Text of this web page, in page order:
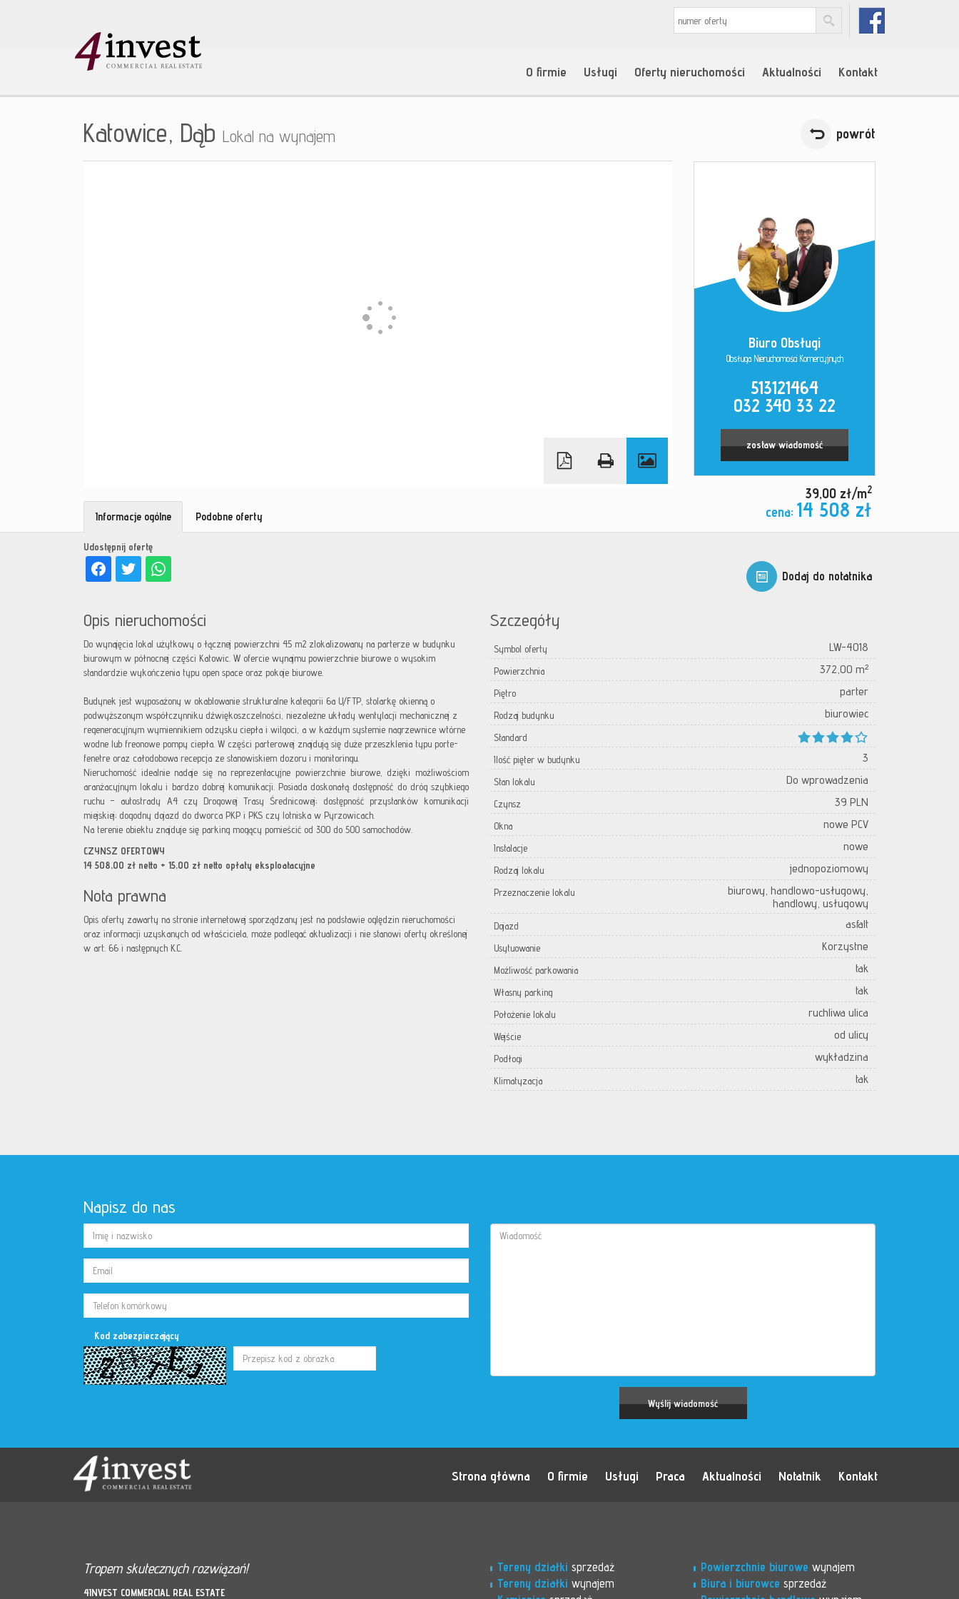
O firmie Usługi Oferty nieruchomości Aktualności Kontakt
Katowice, Dąb Lokal na wynajem powrót
Biuro Obsługi
Obsługa Nieruchomości Komercyjnych
513121464
032 340 33 22
zostaw wiadomość
39,00 zł/m2
cena: 14 508 zł
Dodaj do notatnika
Udostępnij ofertę
Informacje ogólne Podobne oferty
Opis nieruchomości
Do wynajęcia lokal użytkowy o łącznej powierzchni 45 m2 zlokalizowany na parterze w budynku
biurowym w północnej części Katowic. W ofercie wynajmu powierzchnie biurowe o wysokim
standardzie wykończenia typu open space oraz pokoje biurowe.
Budynek jest wyposażony w okablowanie strukturalne kategorii 6a U/FTP, stolarkę okienną o
podwyższonym współczynniku dźwiękoszczelności, niezależne układy wentylacji mechanicznej z
regeneracyjnym wymiennikiem odzysku ciepła i wilgoci, a w każdym systemie nagrzewnice wtórne
wodne lub freonowe pompy ciepła. W części parterowej znajdują się duże przeszklenia typu porte-
fenetre oraz całodobowa recepcja ze stanowiskiem dozoru i monitoringu.
Nieruchomość idealnie nadaje się na reprezentacyjne powierzchnie biurowe, dzięki możliwościom
aranżacyjnym lokalu i bardzo dobrej komunikacji. Posiada doskonałą dostępność do dróg szybkiego
ruchu – autostrady A4 czy Drogowej Trasy Średnicowej; dostępność przystanków komunikacji
miejskiej; dogodny dojazd do dworca PKP i PKS czy lotniska w Pyrzowicach.
Na terenie obiektu znajduje się parking mogący pomieścić od 300 do 500 samochodów.
CZYNSZ OFERTOWY
14 508,00 zł netto + 15,00 zł netto opłaty eksploatacyjne
Nota prawna
Opis oferty zawarty na stronie internetowej sporządzany jest na podstawie oględzin nieruchomości
oraz informacji uzyskanych od właściciela, może podlegać aktualizacji i nie stanowi oferty określonej
w art. 66 i następnych K.C.
Szczegóły
Symbol oferty LW-4018
Powierzchnia 372,00 m²
Piętro parter
Rodzaj budynku biurowiec
Standard
Ilość pięter w budynku
3
Stan lokalu Do wprowadzenia
Czynsz 39 PLN
Okna nowe PCV
Instalacje nowe
Rodzaj lokalu jednopoziomowy
Przeznaczenie lokalu
biurowy, handlowo-usługowy,
handlowy, usługowy
Dojazd asfalt
Usytuowanie Korzystne
Możliwość parkowania tak
Własny parking tak
Położenie lokalu ruchliwa ulica
Wejście od ulicy
Podłogi wykładzina
Klimatyzacja tak
Napisz do nas
Kod zabezpieczający
Strona główna O firmie Usługi Praca Aktualności Notatnik Kontakt
Tropem skutecznych rozwiązań!
4INVEST COMMERCIAL REAL ESTATE
Tereny działki sprzedaż
Tereny działki wynajem
Powierzchnie biurowe wynajem
Biura i biurowce sprzedaż